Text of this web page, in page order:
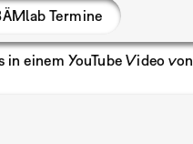
Termine
in einem YouTube Video von